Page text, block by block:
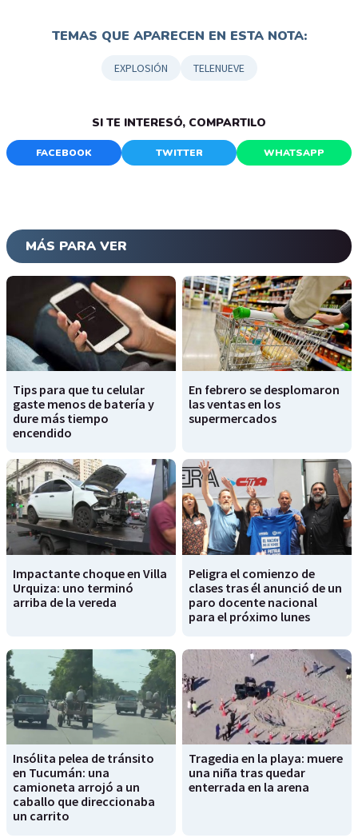
TEMAS QUE APARECEN EN ESTA NOTA:
EXPLOSIÓN TELENUEVE
SI TE INTERESÓ, COMPARTILO
FACEBOOK TWITTER WHATSAPP
MÁS PARA VER
Tips para que tu celular
gaste menos de batería y
dure más tiempo
encendido
En febrero se desplomaron
las ventas en los
supermercados
Impactante choque en Villa
Urquiza: uno terminó
arriba de la vereda
Peligra el comienzo de
clases tras él anunció de un
paro docente nacional
para el próximo lunes
Insólita pelea de tránsito
en Tucumán: una
camioneta arrojó a un
caballo que direccionaba
un carrito
Tragedia en la playa: muere
una niña tras quedar
enterrada en la arena